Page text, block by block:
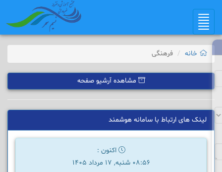
Toggle
navigation
خانه فرهنگی
مشاهده آرشیو صفحه
لینک های ارتباط با سامانه هوشمند
اکنون :
08:56 شنبه, 17 مرداد 1405